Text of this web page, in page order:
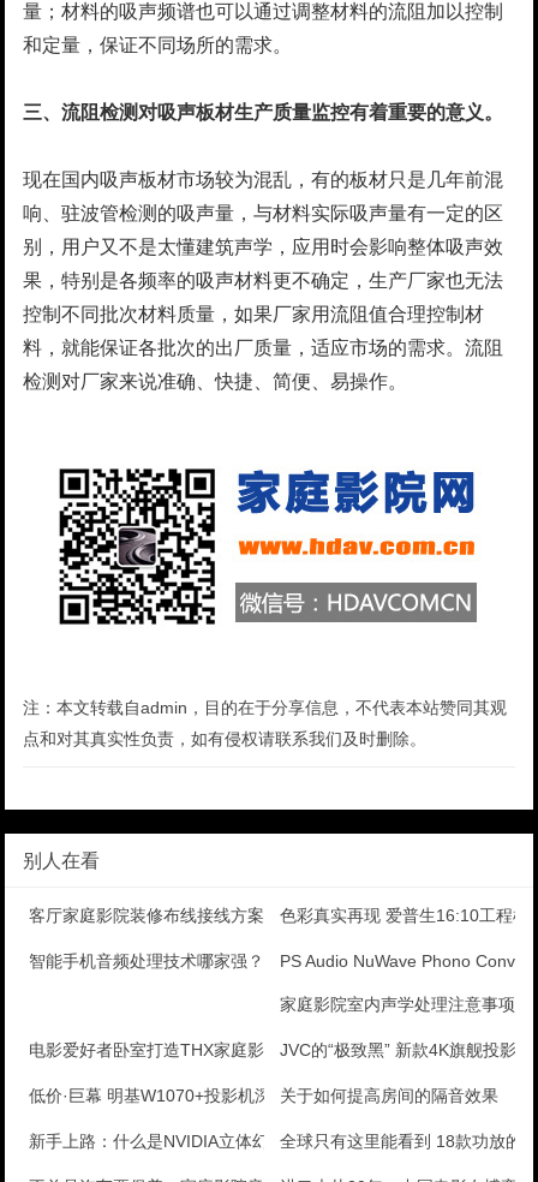
量；材料的吸声频谱也可以通过调整材料的流阻加以控制
和定量，保证不同场所的需求。
三、流阻检测对吸声板材生产质量监控有着重要的意义。
现在国内吸声板材市场较为混乱，有的板材只是几年前混
响、驻波管检测的吸声量，与材料实际吸声量有一定的区
别，用户又不是太懂建筑声学，应用时会影响整体吸声效
果，特别是各频率的吸声材料更不确定，生产厂家也无法
控制不同批次材料质量，如果厂家用流阻值合理控制材
料，就能保证各批次的出厂质量，适应市场的需求。流阻
检测对厂家来说准确、快捷、简便、易操作。
注：本文转载自admin，目的在于分享信息，不代表本站赞同其观
点和对其真实性负责，如有侵权请联系我们及时删除。
别人在看
客厅家庭影院装修布线接线方案 色彩真实再现 爱普生16:10工程机
智能手机音频处理技术哪家强？ PS Audio NuWave Phono Conv
家庭影院室内声学处理注意事项
电影爱好者卧室打造THX家庭影院JVC的“极致黑” 新款4K旗舰投影
低价·巨幕 明基W1070+投影机深度测评关于如何提高房间的隔音效果
新手上路：什么是NVIDIA立体幻镜技术全球只有这里能看到 18款功放的